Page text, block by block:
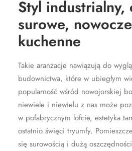
Styl industrialny,
surowe,
kuchenne
Takie aranżacje nawiązują do
budownictwa, które w ubiegłym
popularność wśród nowojorskiej
niewiele i niewielu z nas może
w pofabrycznym lofcie, estetyka
ostatnio święci tryumfy.
się surowością i dużą